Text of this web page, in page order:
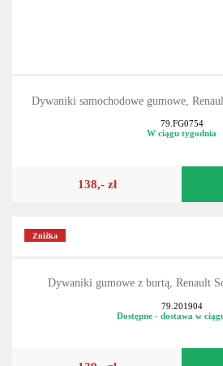
Dywaniki samochodowe gumowe,
79.FG0754
W ciągu tygodnia
138,- zł
Zniżka
Dywaniki gumowe z burtą, Renault
79.201904
Dostępne - dostawa w